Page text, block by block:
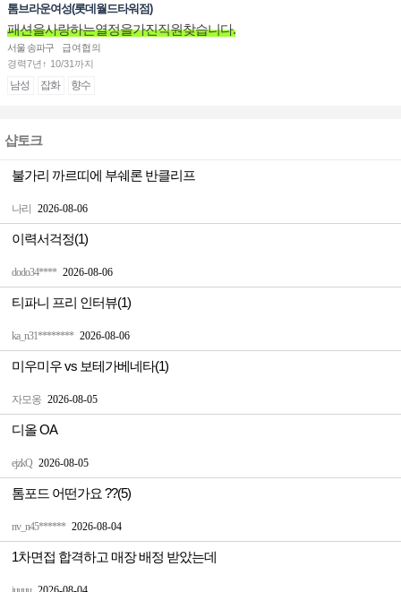
톰브라운여성(롯데월드타워점)
패션을사랑하는열정을가진직원찾습니다.
서울 송파구
급여협의
경력7년↑ 10/31까지
남성 잡화 향수
샵토크
나리 2026-08-06
불가리 까르띠에 부쉐론 반클리프
dodo34**** 2026-08-06
이력서걱정(1)
ka_n31******** 2026-08-06
티파니 프리 인터뷰(1)
자모옹 2026-08-05
미우미우 vs 보테가베네타(1)
ejzkQ 2026-08-05
디올 OA
nv_n45****** 2026-08-04
톰포드 어떤가요 ??(5)
1차면접 합격하고 매장 배정 받았는데